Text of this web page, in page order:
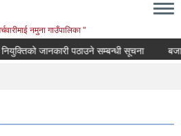
नमुना गाउँपालिका "
जानकारी पठाउने सम्बन्धी सूचना बजार